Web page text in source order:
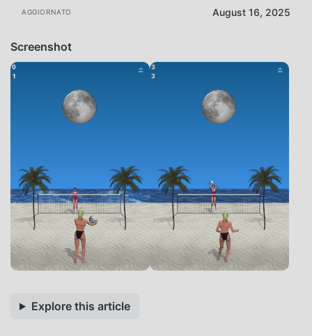
AGGIORNATO August 16, 2025
Screenshot
Explore this article